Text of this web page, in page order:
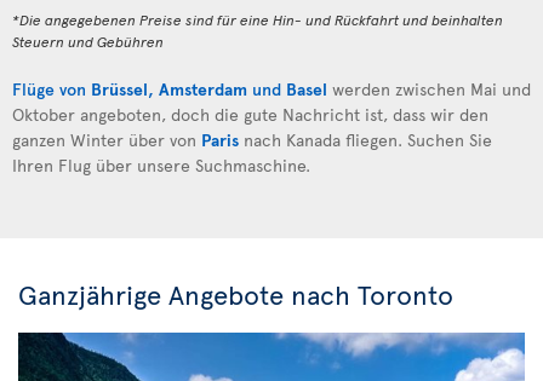
*Die angegebenen Preise sind für eine Hin- und Rückfahrt und beinhalten
Steuern und Gebühren
Flüge von Brüssel, Amsterdam und Basel werden zwischen Mai und
Oktober angeboten, doch die gute Nachricht ist, dass wir den
ganzen Winter über von Paris nach Kanada fliegen. Suchen Sie
Ihren Flug über unsere Suchmaschine.
Ganzjährige Angebote nach Toronto